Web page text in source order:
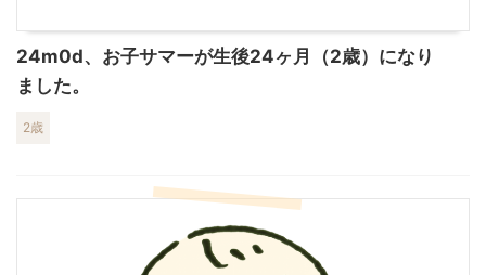
24m0d、お子サマーが生後24ヶ月（2歳）になり
ました。
2歳